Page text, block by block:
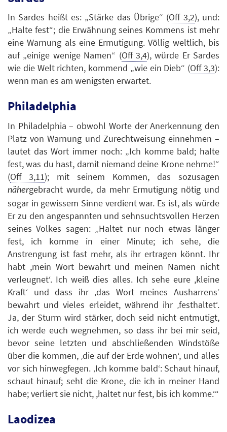
In Sardes heißt es: „Stärke das Übrige“ (Off 3,2), und:
„Halte fest“; die Erwähnung seines Kommens ist mehr
eine Warnung als eine Ermutigung. Völlig weltlich, bis
auf „einige wenige Namen“ (Off 3,4), würde Er Sardes
wie die Welt richten, kommend „wie ein Dieb“ (Off 3,3):
wenn man es am wenigsten erwartet.
Philadelphia
In Philadelphia – obwohl Worte der Anerkennung den
Platz von Warnung und Zurechtweisung einnehmen –
lautet das Wort immer noch: „Ich komme bald; halte
fest, was du hast, damit niemand deine Krone nehme!“
(Off 3,11); mit seinem Kommen, das sozusagen
nähergebracht wurde, da mehr Ermutigung nötig und
sogar in gewissem Sinne verdient war. Es ist, als würde
Er zu den angespannten und sehnsuchtsvollen Herzen
seines Volkes sagen: „Haltet nur noch etwas länger
fest, ich komme in einer Minute; ich sehe, die
Anstrengung ist fast mehr, als ihr ertragen könnt. Ihr
habt ,mein Wort bewahrt und meinen Namen nicht
verleugnet‘. Ich weiß dies alles. Ich sehe eure ,kleine
Kraft‘ und dass ihr ‚das Wort meines Ausharrens‘
bewahrt und vieles erleidet, während ihr ‚festhaltet‘.
Ja, der Sturm wird stärker, doch seid nicht entmutigt,
ich werde euch wegnehmen, so dass ihr bei mir seid,
bevor seine letzten und abschließenden Windstöße
über die kommen, ‚die auf der Erde wohnen‘, und alles
vor sich hinwegfegen. ‚Ich komme bald‘: Schaut hinauf,
schaut hinauf; seht die Krone, die ich in meiner Hand
habe; verliert sie nicht, ,haltet nur fest, bis ich komme.‘“
Laodizea